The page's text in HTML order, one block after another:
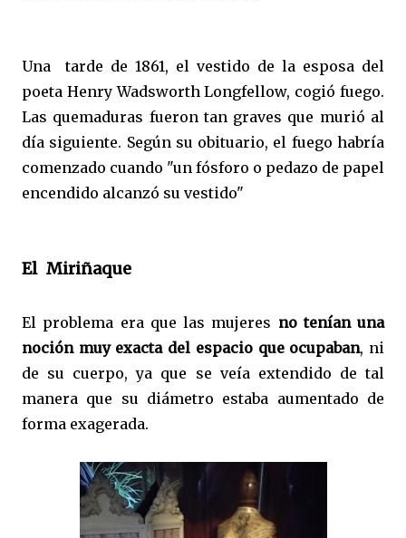
Una tarde de 1861, el vestido de la esposa del
poeta Henry Wadsworth Longfellow, cogió fuego.
Las quemaduras fueron tan graves que murió al
día siguiente. Según su obituario, el fuego habría
comenzado cuando "un fósforo o pedazo de papel
encendido alcanzó su vestido"
El Miriñaque
El problema era que las mujeres no tenían una
noción muy exacta del espacio que ocupaban, ni
de su cuerpo, ya que se veía extendido de tal
manera que su diámetro estaba aumentado de
forma exagerada.